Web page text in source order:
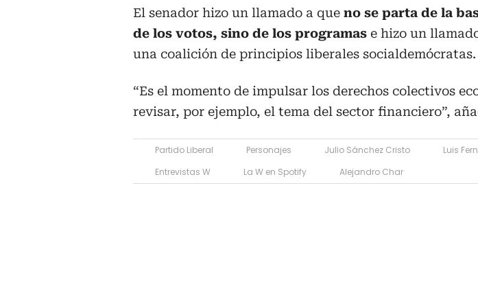
El senador hizo un llamado a que no se parta de la
de los votos, sino de los programas e hizo un
una coalición de principios liberales socialdemócratas.
“Es el momento de impulsar los derechos colectivos
revisar, por ejemplo, el tema del sector financiero”,
Partido Liberal Personajes Julio Sánchez Cristo
Luis
Entrevistas W
La W en Spotify Alejandro Char